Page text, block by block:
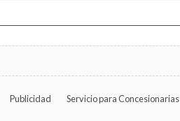
Publicidad Servicio para Concesionarias